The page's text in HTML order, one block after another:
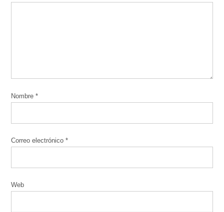
Nombre*
Correo electrónico*
Web